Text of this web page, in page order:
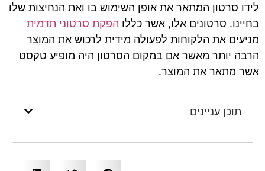
לידו סרטון המתאר את אופן השימוש בו ואת הנחיצות שלו
בחיינו. סרטונים אלו, אשר כללו הפקת סרטוני תדמית
מניעים את הלקוחות לפעולה מידית לרכוש את המוצר
הרבה יותר מאשר אם במקום הסרטון היה מופיע טקסט
אשר מתאר את המוצר.
תוכן עניינים